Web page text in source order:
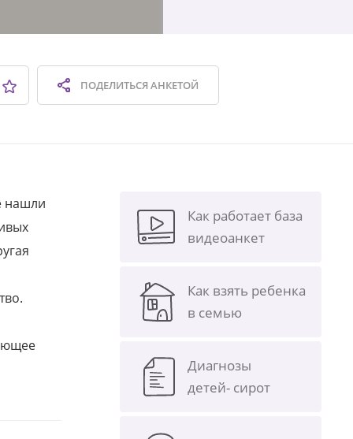
ПОДЕЛИТЬСЯАНКЕТОЙ
нашли
Как работает база
видеоанкет
Как взять ребенка
в семью
Диагнозы
детей- сирот